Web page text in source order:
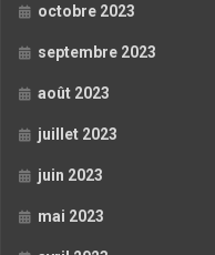
octobre 2023
septembre 2023
août 2023
juillet 2023
juin 2023
mai 2023